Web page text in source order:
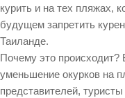
курить и на тех пляжах,
будущем запретить
Таиланде.
Почему это происходит?
уменьшение окурков на
представителей,